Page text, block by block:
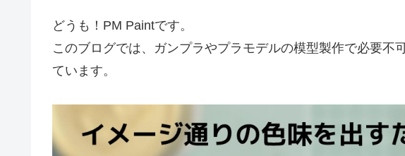
どうも！PM Paintです。
このブログでは、ガンプラやプラモデルの模型製作で必要不
ています。